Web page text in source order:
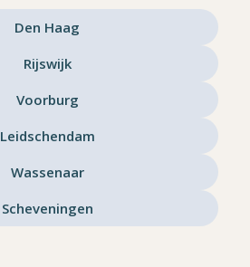
Den Haag
Rijswijk
Voorburg
Leidschendam
Wassenaar
Scheveningen